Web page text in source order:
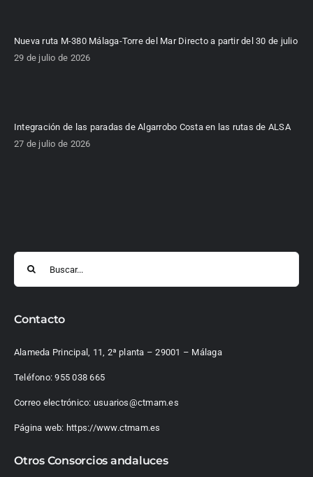
Nueva ruta M-380 Málaga-Torre del Mar Directo a partir del 30 de julio
29 de julio de 2026
Integración de las paradas de Algarrobo Costa en las rutas de ALSA
27 de julio de 2026
Contacto
Alameda Principal, 11, 2ª planta – 29001 – Málaga
Teléfono:955 038 665
Correo electrónico: usuarios@ctmam.es
Página web: https://www.ctmam.es
Otros Consorcios andaluces